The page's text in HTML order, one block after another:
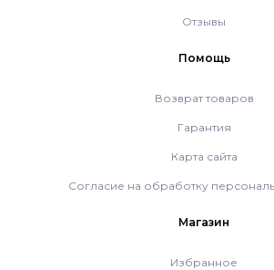
Пакетные решения Vaillant
Насосные группы Vaillant
Напольные газовые котлы
Отзывы
Помощь
Возврат товаров
Гарантия
Карта сайта
Согласие на обработку
Магазин
Избранное